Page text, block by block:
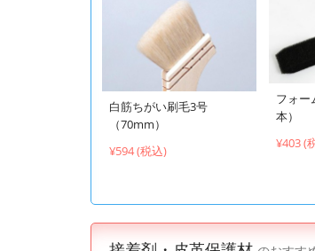
白筋ちがい刷毛3号
（70mm）
¥594 (税込)
フォー
本）
¥403 (